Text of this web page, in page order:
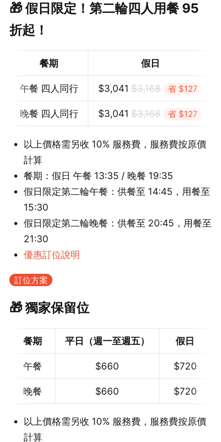
🎁 假日限定！第二輪四人用餐 95
折起！
餐期 假日
午餐 四人同行 $3,041 $3,168 省 $127
晚餐 四人同行 $3,041 $3,168 省 $127
以上價格需另收 10% 服務費，服務費按原價
計算
餐期：假日 午餐 13:35 / 晚餐 19:35
假日限定第二輪午餐：供餐至 14:45，用餐至
15:30
假日限定第二輪晚餐：供餐至 20:45，用餐至
21:30
優惠訂位說明
訂位方案
🎁 獨家保留位
餐期 平日（週一至週五） 假日
午餐 $660 $720
晚餐 $660 $720
以上價格需另收 10% 服務費，服務費按原價
計算